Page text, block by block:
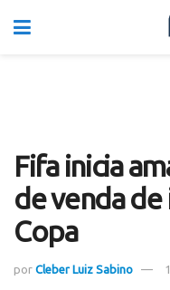
Fifa inicia
de venda de
Copa
por Cleber Luiz Sabino